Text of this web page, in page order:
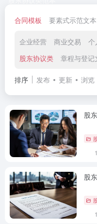
合同模板 要素式示范文本
企业经营 商业交易 个
股东协议类
章程与登记
排序 发布 更新 浏览
股
股